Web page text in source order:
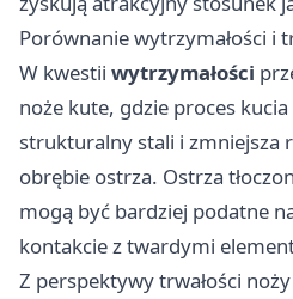
Porównanie wytrzymałości i
W kwestii wytrzymałości
noże kute, gdzie proces
strukturalny stali i zmniejsza
obrębie ostrza. Ostrza
mogą być bardziej podatne
kontakcie z twardymi
Z perspektywy trwałości